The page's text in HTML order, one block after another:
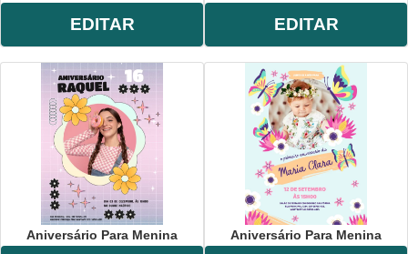
EDITAR EDITAR
Aniversário Para Menina Aniversário Para Menina